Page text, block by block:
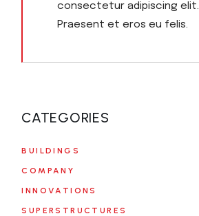
consectetur adipiscing elit.
Praesent et eros eu felis.
CATEGORIES
BUILDINGS
COMPANY
INNOVATIONS
SUPERSTRUCTURES